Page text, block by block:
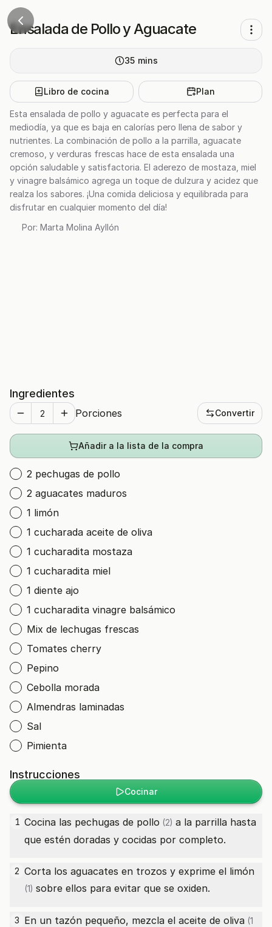
Ensalada de Pollo y Aguacate
35 mins
Libro de cocina Plan
Esta ensalada de pollo y aguacate es perfecta para el
mediodía, ya que es baja en calorías pero llena de sabor y
nutrientes. La combinación de pollo a la parrilla, aguacate
cremoso, y verduras frescas hace de esta ensalada una
opción saludable y satisfactoria. El aderezo de mostaza, miel
y vinagre balsámico agrega un toque de dulzura y acidez que
realza los sabores. ¡Una comida deliciosa y equilibrada para
disfrutar en cualquier momento del día!
Por: Marta Molina Ayllón
Ingredientes
Porciones Convertir
Añadir a la lista de la compra
2 pechugas de pollo
2 aguacates maduros
1 limón
1 cucharada aceite de oliva
1 cucharadita mostaza
1 cucharadita miel
1 diente ajo
1 cucharadita vinagre balsámico
Mix de lechugas frescas
Tomates cherry
Pepino
Cebolla morada
Almendras laminadas
Sal
Pimienta
Instrucciones
Cocinar
1 Cocina las pechugas de pollo (2) a la parrilla hasta
que estén doradas y cocidas por completo.
2 Corta los aguacates en trozos y exprime el limón
(1) sobre ellos para evitar que se oxiden.
3 En un tazón pequeño, mezcla el aceite de oliva (1